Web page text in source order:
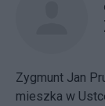
Zygmunt Jan
mieszka w